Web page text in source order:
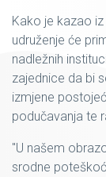
Kako je kazao
udruženje će
nadležnih
zajednice da bi
izmjene
podučavanja te
"U našem
srodne